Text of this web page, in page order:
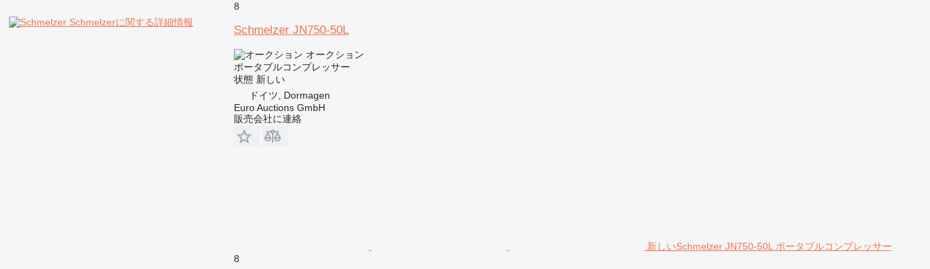
Schmelzerに関する詳細情報
8
Schmelzer JN750-50L
オークション
ポータブルコンプレッサー
状態新しい
ドイツ, Dormagen
Euro Auctions GmbH
販売会社に連絡
新しいSchmelzer JN750-50L ポータブルコンプレッサー
8